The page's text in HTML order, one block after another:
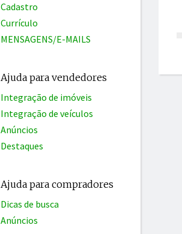
Cadastro
Currículo
MENSAGENS/E-MAILS
Ajuda para vendedores
Integração de imóveis
Integração de veículos
Anúncios
Destaques
Ajuda para compradores
Dicas de busca
Anúncios